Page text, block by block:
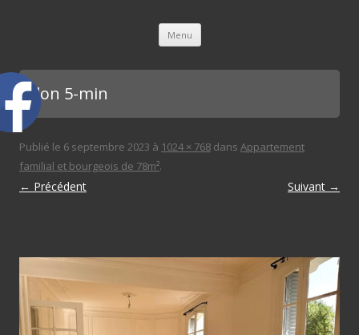
Menu Aller au contenu principal
salon 5-min
Publié le 6 septembre 2023 à 1024 × 768 dans Appartement
familial et bourgeois de 78m².
← Précédent Suivant →